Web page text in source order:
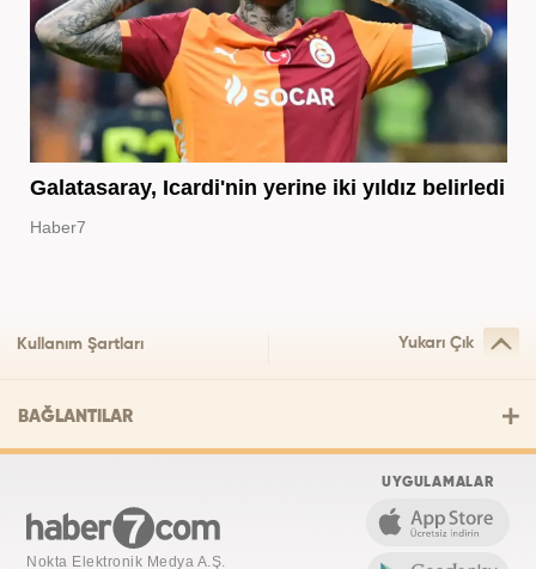
Galatasaray, Icardi'nin yerine iki yıldız belirledi
Haber7
Kullanım Şartları Yukarı Çık
BAĞLANTILAR
Nokta Elektronik Medya A.Ş.
UYGULAMALAR